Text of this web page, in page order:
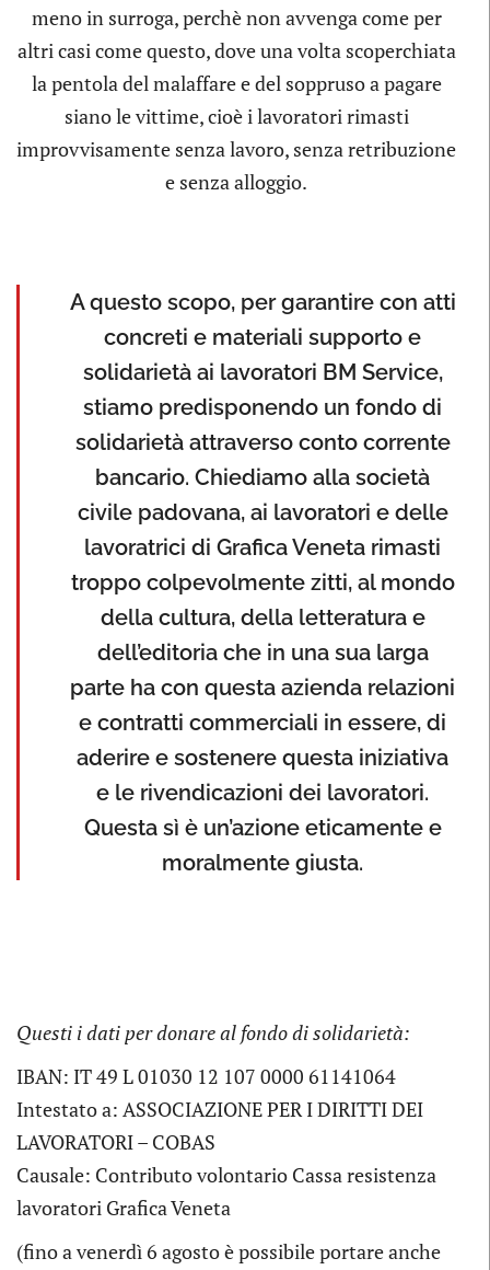
meno in surroga, perchè non avvenga come per
altri casi come questo, dove una volta scoperchiata
la pentola del malaffare e del soppruso a pagare
siano le vittime, cioè i lavoratori rimasti
improvvisamente senza lavoro, senza retribuzione
e senza alloggio.
A questo scopo, per garantire con atti
concreti e materiali supporto e
solidarietà ai lavoratori BM Service,
stiamo predisponendo un fondo di
solidarietà attraverso conto corrente
bancario. Chiediamo alla società
civile padovana, ai lavoratori e delle
lavoratrici di Grafica Veneta rimasti
troppo colpevolmente zitti, al mondo
della cultura, della letteratura e
dell’editoria che in una sua larga
parte ha con questa azienda relazioni
e contratti commerciali in essere, di
aderire e sostenere questa iniziativa
e le rivendicazioni dei lavoratori.
Questa sì è un’azione eticamente e
moralmente giusta.
Questi i dati per donare al fondo di solidarietà:
IBAN: IT 49 L 01030 12 107 0000 61141064
Intestato a: ASSOCIAZIONE PER I DIRITTI DEI
LAVORATORI – COBAS
Causale: Contributo volontario Cassa resistenza
lavoratori Grafica Veneta
(fino a venerdì 6 agosto è possibile portare anche